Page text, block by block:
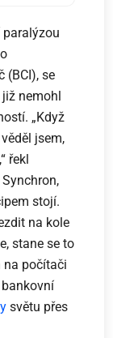
paralýzou
(BCI), se
nemohl
„Když
jsem,
řekl
stojí.
na kole
stane se to
na počítači
světu přes